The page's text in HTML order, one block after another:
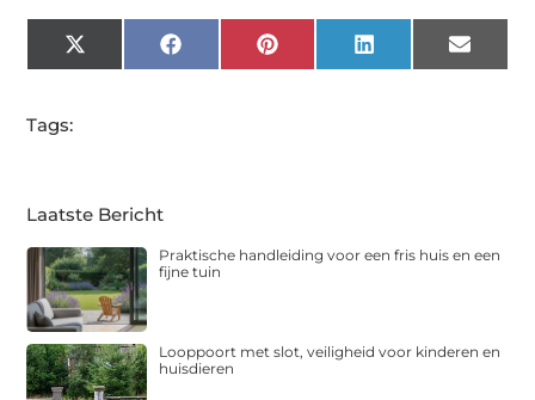
X
(Twitter)
FacebookPinterest LinkedIn Email
Tags:
Laatste Bericht
Praktische handleiding voor een fris huis en een
fijne tuin
Looppoort met slot, veiligheid voor kinderen en
huisdieren